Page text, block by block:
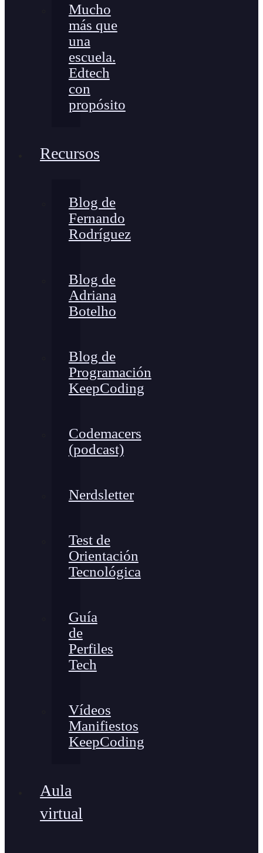
Mucho
más que
una
escuela.
Edtech
con
propósito
Recursos
Blog de
Fernando
Rodríguez
Blog de
Adriana
Botelho
Blog de
Programación
KeepCoding
Codemacers
(podcast)
Nerdsletter
Test de
Orientación
Tecnológica
Guía
de
Perfiles
Tech
Vídeos
Manifiestos
KeepCoding
Aula
virtual